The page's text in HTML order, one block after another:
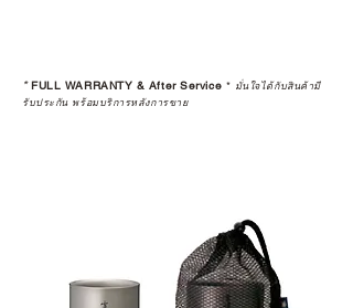
*FULL WARRANTY & After Service * มั่นใจได้กับสินค้ามี
รับประกัน พร้อมบริการหลังการขาย